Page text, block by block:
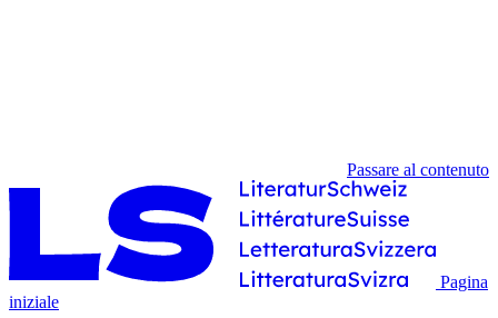
Passare al contenuto
Pagina
iniziale